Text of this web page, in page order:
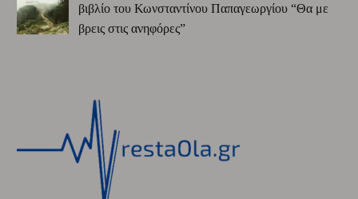
βιβλίο του Κωνσταντίνου Παπαγεωργίου “Θα με
βρεις στις ανηφόρες”